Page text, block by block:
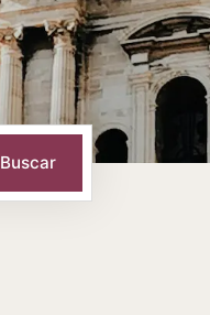
Buscar